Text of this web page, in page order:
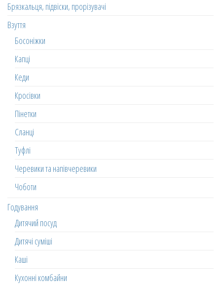
Брязкальця, підвіски, прорізувачі
Взуття
Босоніжки
Капці
Кеди
Кросівки
Пінетки
Сланці
Туфлі
Черевики та напівчеревики
Чоботи
Годування
Дитячий посуд
Дитячі суміші
Каші
Кухонні комбайни